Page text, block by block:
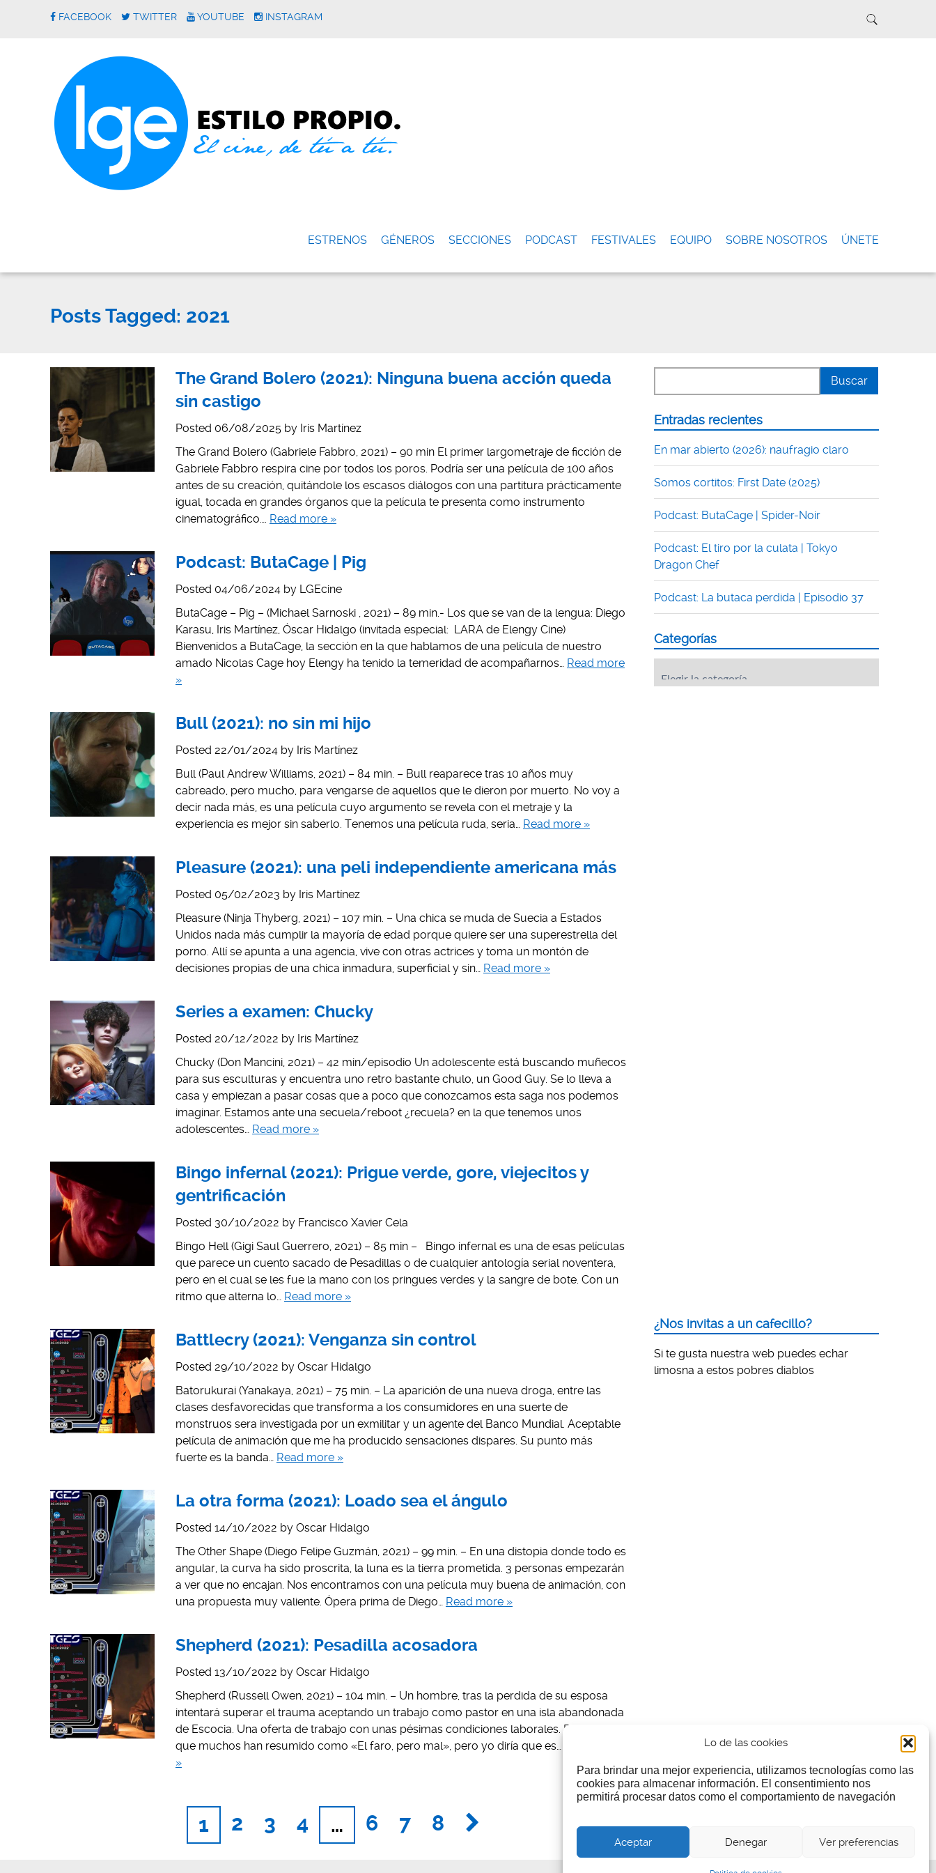
Lo de las cookies
Para brindar una mejor experiencia, utilizamos tecnologías como las
cookies para almacenar información. El consentimiento nos
permitirá procesar datos como el comportamiento de navegación
Aceptar Denegar Ver preferencias
FACEBOOK TWITTER YOUTUBE INSTAGRAM
ESTRENOS GÉNEROS SECCIONES PODCAST FESTIVALES EQUIPO SOBRE NOSOTROS ÚNETE
Posts Tagged: 2021
The Grand Bolero (2021): Ninguna buena acción queda
sin castigo
Posted 06/08/2025 by Iris Martínez
The Grand Bolero (Gabriele Fabbro, 2021) – 90 min El primer largometraje de ficción de
Gabriele Fabbro respira cine por todos los poros. Podría ser una película de 100 años
antes de su creación, quitándole los escasos diálogos con una partitura prácticamente
igual, tocada en grandes órganos que la película te presenta como instrumento
cinematográfico…. Read more »
Podcast: ButaCage | Pig
Posted 04/06/2024 by LGEcine
ButaCage – Pig – (Michael Sarnoski , 2021) – 89 min.- Los que se van de la lengua: Diego
Karasu, Iris Martínez, Óscar Hidalgo (invitada especial: LARA de Elengy Cine)
Bienvenidos a ButaCage, la sección en la que hablamos de una película de nuestro
amado Nicolas Cage hoy Elengy ha tenido la temeridad de acompañarnos… Read more
»
Bull (2021): no sin mi hijo
Posted 22/01/2024 by Iris Martínez
Bull (Paul Andrew Williams, 2021) – 84 min. – Bull reaparece tras 10 años muy
cabreado, pero mucho, para vengarse de aquellos que le dieron por muerto. No voy a
decir nada más, es una película cuyo argumento se revela con el metraje y la
experiencia es mejor sin saberlo. Tenemos una película ruda, seria… Read more »
Pleasure (2021): una peli independiente americana más
Posted 05/02/2023 by Iris Martínez
Pleasure (Ninja Thyberg, 2021) – 107 min. – Una chica se muda de Suecia a Estados
Unidos nada más cumplir la mayoría de edad porque quiere ser una superestrella del
porno. Allí se apunta a una agencia, vive con otras actrices y toma un montón de
decisiones propias de una chica inmadura, superficial y sin… Read more »
Series a examen: Chucky
Posted 20/12/2022 by Iris Martínez
Chucky (Don Mancini, 2021) – 42 min/episodio Un adolescente está buscando muñecos
para sus esculturas y encuentra uno retro bastante chulo, un Good Guy. Se lo lleva a
casa y empiezan a pasar cosas que a poco que conozcamos esta saga nos podemos
imaginar. Estamos ante una secuela/reboot ¿recuela? en la que tenemos unos
adolescentes… Read more »
Bingo infernal (2021): Prigue verde, gore, viejecitos y
gentrificación
Posted 30/10/2022 by Francisco Xavier Cela
Bingo Hell (Gigi Saul Guerrero, 2021) – 85 min – Bingo infernal es una de esas películas
que parece un cuento sacado de Pesadillas o de cualquier antología serial noventera,
pero en el cual se les fue la mano con los pringues verdes y la sangre de bote. Con un
ritmo que alterna lo… Read more »
Battlecry (2021): Venganza sin control
Posted 29/10/2022 by Oscar Hidalgo
Batorukurai (Yanakaya, 2021) – 75 min. – La aparición de una nueva droga, entre las
clases desfavorecidas que transforma a los consumidores en una suerte de
monstruos sera investigada por un exmilitar y un agente del Banco Mundial. Aceptable
película de animación que me ha producido sensaciones dispares. Su punto más
fuerte es la banda… Read more »
La otra forma (2021): Loado sea el ángulo
Posted 14/10/2022 by Oscar Hidalgo
The Other Shape (Diego Felipe Guzmán, 2021) – 99 min. – En una distopia donde todo es
angular, la curva ha sido proscrita, la luna es la tierra prometida. 3 personas empezarán
a ver que no encajan. Nos encontramos con una película muy buena de animación, con
una propuesta muy valiente. Ópera prima de Diego… Read more »
Shepherd (2021): Pesadilla acosadora
Posted 13/10/2022 by Oscar Hidalgo
Shepherd (Russell Owen, 2021) – 104 min. – Un hombre, tras la perdida de su esposa
intentará superar el trauma aceptando un trabajo como pastor en una isla abandonada
de Escocia. Una oferta de trabajo con unas pésimas condiciones laborales. Película
que muchos han resumido como «El faro, pero mal», pero yo diría que es…
»
1 2 3 4 … 6 7 8
Entradas recientes
En mar abierto (2026): naufragio claro
Somos cortitos: First Date (2025)
Podcast: ButaCage | Spider-Noir
Podcast: El tiro por la culata | Tokyo
Dragon Chef
Podcast: La butaca perdida | Episodio 37
Categorías
¿Nos invitas a un cafecillo?
Si te gusta nuestra web puedes echar
limosna a estos pobres diablos